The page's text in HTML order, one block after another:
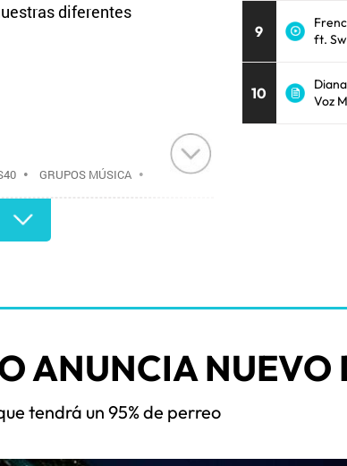
diferentes
• GRUPOS MÚSICA•
RADIO•
•
9
ft.
10
Voz
ANUNCIA NUEVO
tendrá un 95% de perreo